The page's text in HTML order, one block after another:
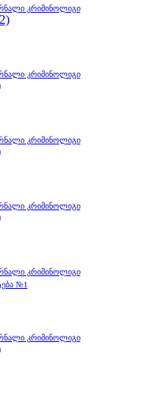
კრიმინოლიგი
კრიმინოლიგი
კრიმინოლიგი
კრიმინოლიგი
კრიმინოლიგი
№1
კრიმინოლიგი